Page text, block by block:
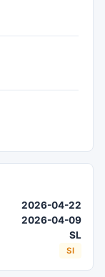
2026-04-22
2026-04-09
SL
SI